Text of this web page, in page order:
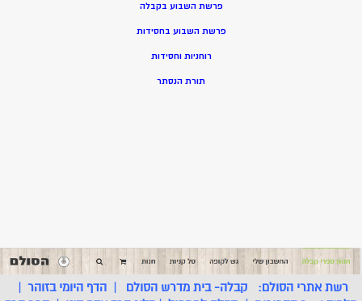
פרשת השבוע בקבלה
פרשת השבוע בחסידות
רוחניות וחסידות
תורת הנסתר
רשת אתרי הסולם: קבלה- בית מדרש הסולם |הדף היומי בזוהר |